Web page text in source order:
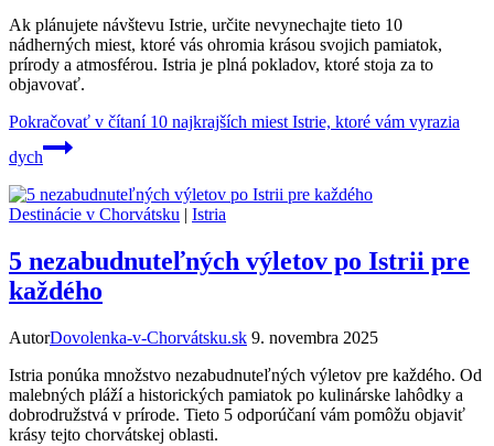
Ak plánujete návštevu Istrie, určite nevynechajte tieto 10
nádherných miest, ktoré vás ohromia krásou svojich pamiatok,
prírody a atmosférou. Istria je plná pokladov, ktoré stoja za to
objavovať.
Pokračovať v čítaní10 najkrajších miest Istrie, ktoré vám vyrazia
dych
Destinácie v Chorvátsku | Istria
5 nezabudnuteľných výletov po Istrii pre
každého
AutorDovolenka-v-Chorvátsku.sk 9. novembra 2025
Istria ponúka množstvo nezabudnuteľných výletov pre každého. Od
malebných pláží a historických pamiatok po kulinárske lahôdky a
dobrodružstvá v prírode. Tieto 5 odporúčaní vám pomôžu objaviť
krásy tejto chorvátskej oblasti.